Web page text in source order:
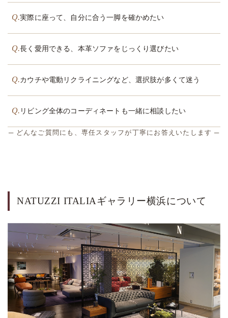
Q.実際に座って、自分に合う一脚を確かめたい
Q.長く愛用できる、本革ソファをじっくり選びたい
Q.カウチや電動リクライニングなど、選択肢が多くて迷う
Q. リビング全体のコーディネートも一緒に相談したい
─ どんなご質問にも、専任スタッフが丁寧にお答えいたします ─
NATUZZI ITALIAギャラリー横浜について